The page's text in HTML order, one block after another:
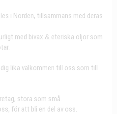
i Norden, tillsammans med deras
med bivax & eteriska oljor som
lika välkommen till oss som till
stora som små.
för att bli en del av oss.